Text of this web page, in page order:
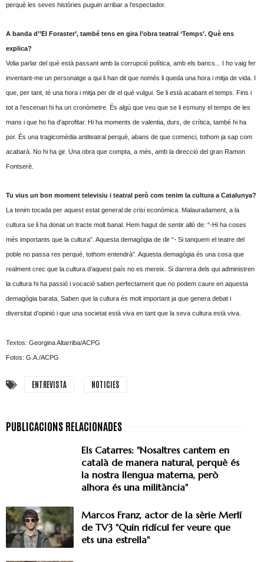
perquè les seves històries puguin arribar a l’espectador.
A banda d’’El Foraster’, també tens en gira l’obra teatral ‘Temps’. Què ens
explica?
Volia parlar del què està passant amb la corrupció política, amb els bancs... I ho vaig fer
inventant-me un personatge a qui li han dit que només li queda una hora i mitja de vida. I
que, per tant, té una hora i mitja per dir el què vulgui. Se li està acabant el temps. Fins i
tot a l’escenari hi ha un cronòmetre. És algú que veu que se li esmuny el temps de les
mans i que ho ha d’aprofitar. Hi ha moments de valentia, durs, de crítica, també hi ha
por. És una tragicomèdia antiteatral perquè, abans de que comenci, tothom ja sap com
acabarà. No hi ha gir. Una obra que compta, a més, amb la direcció del gran Ramon
Fontserè.
Tu vius un bon moment televisiu i teatral però com tenim la cultura a Catalunya?
La tenim tocada per aquest estat general de crisi econòmica. Malauradament, a la
cultura se li ha donat un tracte molt banal. Hem hagut de sentir allò de: “-Hi ha coses
més importants que la cultura”. Aquesta demagògia de dir “- Si tanquem el teatre del
poble no passa res perquè, tothom entendrà”. Aquesta demagògia és una cosa que
realment crec que la cultura d’aquest país no es mereix. Si darrera dels qui administren
la cultura hi ha passió i vocació saben perfectament que no podem caure en aquesta
demagògia barata. Saben que la cultura és molt important ja que genera debat i
diversitat d’opinió i que una societat està viva en tant que la seva cultura està viva.
Textos: Georgina Altarriba/ACPG
Fotos: G.A./ACPG
ENTREVISTA NOTICIES
Els Catarres: "Nosaltres cantem en
català de manera natural, perquè és
la nostra llengua materna, però
alhora és una militància"
Marcos Franz, actor de la sèrie Merlí
de TV3 "Quin ridícul fer veure que
ets una estrella"